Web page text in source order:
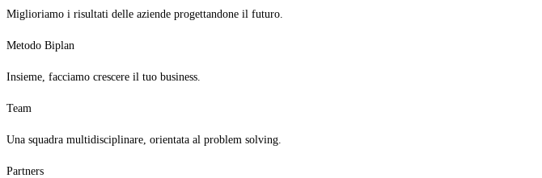
Miglioriamo i risultati delle aziende progettandone il futuro.
Metodo Biplan
Insieme, facciamo crescere il tuo business.
Team
Una squadra multidisciplinare, orientata al problem solving.
Partners